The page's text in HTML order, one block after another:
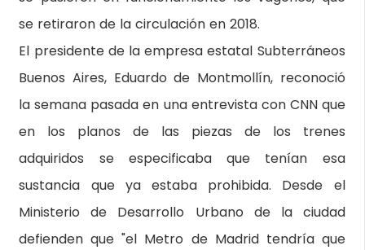
se retiraron de la circulación en 2018.
El presidente de la empresa estatal Subterráneos
Buenos Aires, Eduardo de Montmollín, reconoció
la semana pasada en una entrevista con CNN que
en los planos de las piezas de los trenes
adquiridos se especificaba que tenían esa
sustancia que ya estaba prohibida. Desde el
Ministerio de Desarrollo Urbano de la ciudad
defienden que "el Metro de Madrid tendría que